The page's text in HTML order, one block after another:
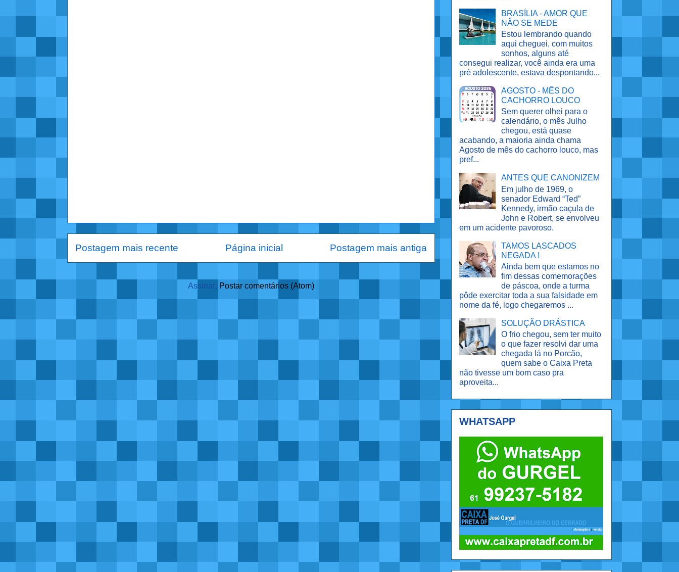
Postagem mais recente Postagem mais antiga
Página inicial
Assinar: Postar comentários (Atom)
BRASÍLIA - AMOR QUE
NÃO SE MEDE
Estou lembrando quando
aqui cheguei, com muitos
sonhos, alguns até
consegui realizar, você ainda era uma
pré adolescente, estava despontando...
AGOSTO - MÊS DO
CACHORRO LOUCO
Sem querer olhei para o
calendário, o mês Julho
chegou, está quase
acabando, a maioria ainda chama
Agosto de mês do cachorro louco, mas
pref...
ANTES QUE CANONIZEM
Em julho de 1969, o
senador Edward “Ted”
Kennedy, irmão caçula de
John e Robert, se envolveu
em um acidente pavoroso.
TAMOS LASCADOS
NEGADA !
Ainda bem que estamos no
fim dessas comemorações
de páscoa, onde a turma
pôde exercitar toda a sua falsidade em
nome da fé, logo chegaremos ...
SOLUÇÃO DRÁSTICA
O frio chegou, sem ter muito
o que fazer resolvi dar uma
chegada lá no Porcão,
quem sabe o Caixa Preta
não tivesse um bom caso pra
aproveita...
WHATSAPP